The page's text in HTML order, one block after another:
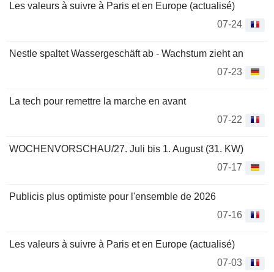
Les valeurs à suivre à Paris et en Europe (actualisé)
07-24
Nestle spaltet Wassergeschäft ab - Wachstum zieht an
07-23
La tech pour remettre la marche en avant
07-22
WOCHENVORSCHAU/27. Juli bis 1. August (31. KW)
07-17
Publicis plus optimiste pour l'ensemble de 2026
07-16
Les valeurs à suivre à Paris et en Europe (actualisé)
07-03